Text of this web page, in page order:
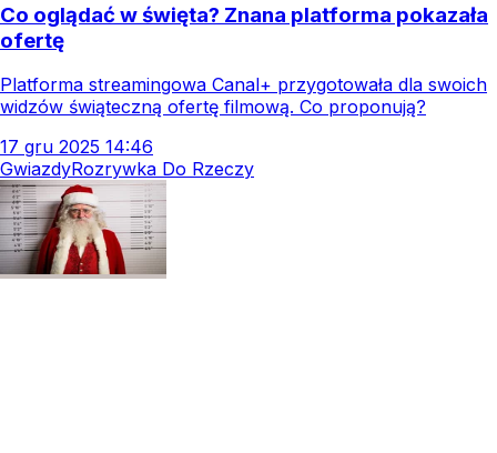
Co oglądać w święta? Znana platforma pokazała
ofertę
Platforma streamingowa Canal+ przygotowała dla swoich
widzów świąteczną ofertę filmową. Co proponują?
17 gru 2025 14:46
GwiazdyRozrywka Do Rzeczy